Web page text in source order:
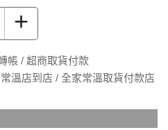
+
帳 / 超商取貨付款
溫店到店 / 全家常溫取貨付款店